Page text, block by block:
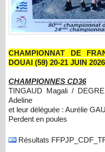
CHAMPIONNAT DE
DOUAI (59) 20-21 JUIN 2026
CHAMPIONNES CD36
TINGAUD Magali /
Adeline
et leur déléguée : Aurélie
Perdent en poules
Résultats